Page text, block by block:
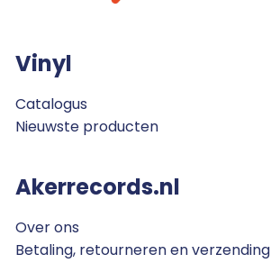
Vinyl
Catalogus
Nieuwste producten
Akerrecords.nl
Over ons
Betaling, retourneren en verzending